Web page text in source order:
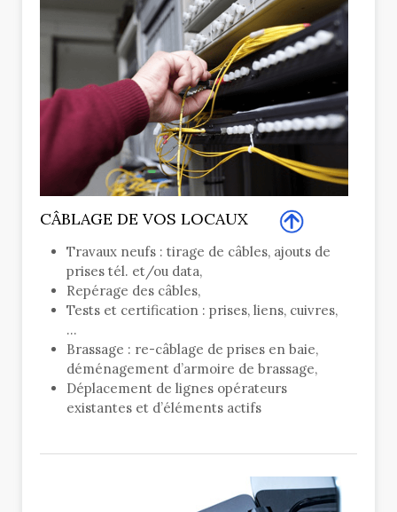
CÂBLAGE DE VOS LOCAUX
Travaux neufs : tirage de câbles, ajouts de
prises tél. et/ou data,
Repérage des câbles,
Tests et certification : prises, liens, cuivres,
…
Brassage : re-câblage de prises en baie,
déménagement d’armoire de brassage,
Déplacement de lignes opérateurs
existantes et d’éléments actifs